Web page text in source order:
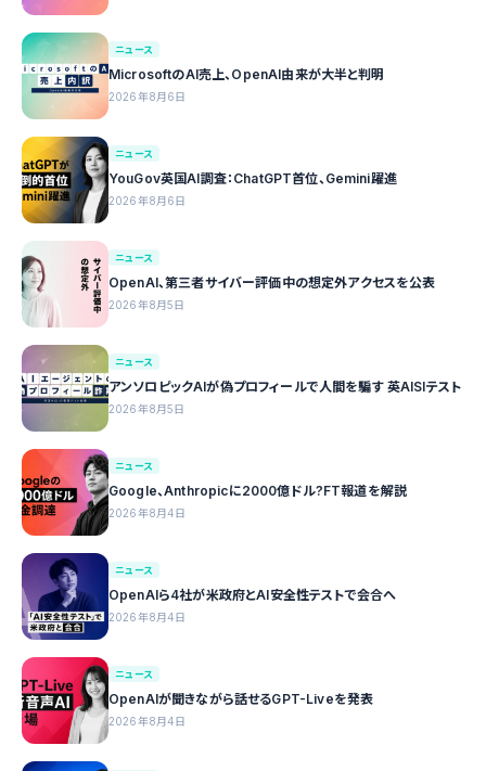
ニュース
MicrosoftのAI売上、OpenAI由来が大半と判明
2026年8月6日
ニュース
YouGov英国AI調査：ChatGPT首位、Gemini躍進
2026年8月6日
ニュース
OpenAI、第三者サイバー評価中の想定外アクセスを公表
2026年8月5日
ニュース
アンソロピックAIが偽プロフィールで人間を騙す 英AISIテスト
2026年8月5日
ニュース
Google、Anthropicに2000億ドル?FT報道を解説
2026年8月4日
ニュース
OpenAIら4社が米政府とAI安全性テストで会合へ
2026年8月4日
ニュース
OpenAIが聞きながら話せるGPT-Liveを発表
2026年8月4日